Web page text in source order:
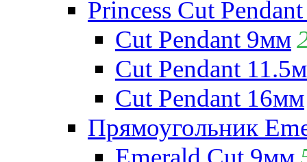
Princess Cut
Cut Pendant 9мм
Cut Pendant
Cut Pendant 16мм
Прямоугольник